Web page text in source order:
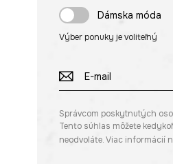
Dámska móda
Výber ponuky je voliteľný
Správcom poskytnutých
Tento súhlas môžete
neodvoláte. Viac informácií